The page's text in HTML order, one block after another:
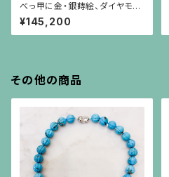
べっ甲に金・銀蒔絵、ダイヤモン
ド、シルバーで覆輪された四角い
ガーネットのブローチ
¥145,200
その他の商品